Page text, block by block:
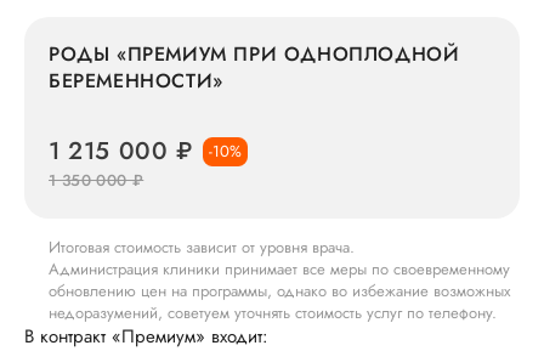
В контракт «Премиум» входит:
РОДЫ «ПРЕМИУМ ПРИ ОДНОПЛОДНОЙ
БЕРЕМЕННОСТИ»
1 215 000 ₽
-10%
1 350 000 ₽
Итоговая стоимость зависит от уровня врача.
Администрация клиники принимает все меры по своевременному
обновлению цен на программы, однако во избежание возможных
недоразумений, советуем уточнять стоимость услуг по телефону.